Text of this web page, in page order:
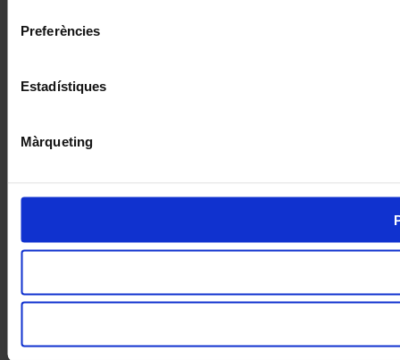
Preferències
Estadístiques
Màrqueting